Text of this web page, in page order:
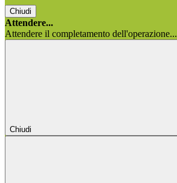
Chiudi
Attendere...
Attendere il completamento dell'operazione...
Chiudi